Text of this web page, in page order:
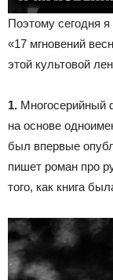
Поэтому сегодня
«17 мгновений
этой культовой
1. Многосерийный
на основе
был впервые
пишет роман про
того, как книга